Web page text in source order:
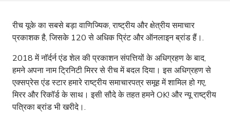
रीच यूके का सबसे बड़ा वाणिज्यिक, राष्ट्रीय और क्षेत्रीय समाचार
प्रकाशक है, जिसके 120 से अधिक प्रिंट और ऑनलाइन ब्रांड हैं।.
2018 में नॉर्दर्न एंड शेल की प्रकाशन संपत्तियों के अधिग्रहण के बाद,
हमने अपना नाम ट्रिनिटी मिरर से रीच में बदल दिया। इस अधिग्रहण से
एक्सप्रेस एंड स्टार हमारे राष्ट्रीय समाचारपत्र समूह में शामिल हो गए,
मिरर और रिकॉर्ड के साथ। इसी सौदे के तहत हमने OK! और न्यू राष्ट्रीय
पत्रिका ब्रांड भी खरीदे।.